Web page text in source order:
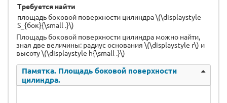
Требуется найти
площадь боковой поверхности цилиндра \(\displaystyle
S_{бок}{\small .}\)
Площадь боковой поверхности цилиндра можно найти,
зная две величины: радиус основания \(\displaystyle r\) и
высоту \(\displaystyle h{\small .}\)
Памятка. Площадь боковой поверхности
цилиндра.